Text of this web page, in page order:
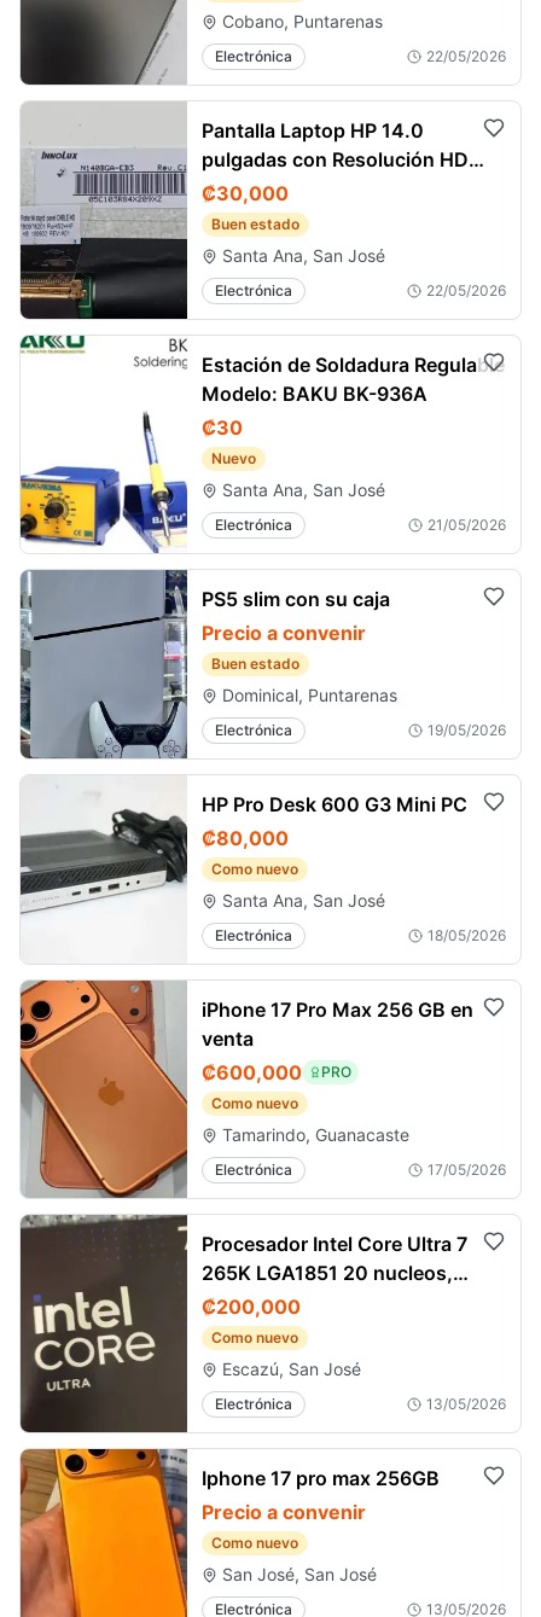
Cobano, Puntarenas
Electrónica 22/05/2026
Pantalla Laptop HP 14.0
pulgadas con Resolución HD
(1366x768)
₡30,000
Buen estado
Santa Ana, San José
Electrónica 22/05/2026
Estación de Soldadura Regulable
Modelo: BAKU BK-936A
₡30
Nuevo
Santa Ana, San José
Electrónica 21/05/2026
PS5 slim con su caja
Precio a convenir
Buen estado
Dominical, Puntarenas
Electrónica 19/05/2026
HP Pro Desk 600 G3 Mini PC
₡80,000
Como nuevo
Santa Ana, San José
Electrónica 18/05/2026
iPhone 17 Pro Max 256 GB en
venta
₡600,000
PRO
Como nuevo
Tamarindo, Guanacaste
Electrónica 17/05/2026
Procesador Intel Core Ultra 7
265K LGA1851 20 nucleos,
como nuevo
₡200,000
Como nuevo
Escazú, San José
Electrónica 13/05/2026
Iphone 17 pro max 256GB
Precio a convenir
Como nuevo
San José, San José
Electrónica 13/05/2026